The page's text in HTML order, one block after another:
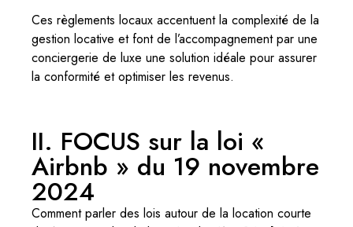
Ces règlements locaux accentuent la complexité de la
gestion locative et font de l’accompagnement par une
conciergerie de luxe une solution idéale pour assurer
la conformité et optimiser les revenus.
II. FOCUS sur la loi «
Airbnb » du 19 novembre
2024
Comment parler des lois autour de la location courte